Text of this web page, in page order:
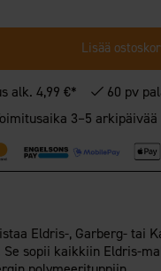
Lisää
alk. 4,99 €*
60 pv
3–5 arkipäivää
Eldris-, Garberg- tai
sopii kaikkiin Eldris-